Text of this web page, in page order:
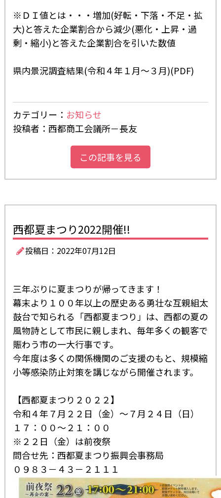
※ＤＩ値とは・・・増加(好転・下落・不足・拡
大)と答えた企業割合から減少(悪化・上昇・過
剰・縮小)と答えた企業割合を引いた数値
県内景況調査結果(令和４年１月～３月)(PDF)
カテゴリー： お知らせ
投稿者：西都商工会議所－長友
この記事を見る
西都夏まつり2022開催!!
投稿日：2022年07月12日
三年ぶりに夏まつりが帰ってきます！
幕末より１００年以上の歴史ある勇壮な互親組太
鼓台で知られる「西都夏まつり」は、西都の夏の
風物詩として市民に親しまれ、毎年多くの観客で
賑わう市の一大行事です。
今年度は多くの関係機関のご支援のもと、規模縮
小等感染防止対策を講じながら開催されます。
【西都夏まつり２０２２】
令和４年７月２２日（金）～７月２４日（日）
１７：００～２１：００
※２２日（金）は前夜祭
問合せ先：西都夏まつり振興会事務局
０９８３－４３－２１１１